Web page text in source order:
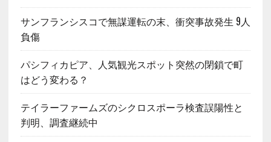
サンフランシスコで無謀運転の末、衝突事故発生 9人
負傷
パシフィカピア、人気観光スポット突然の閉鎖で町
はどう変わる？
テイラーファームズのシクロスポーラ検査誤陽性と
判明、調査継続中